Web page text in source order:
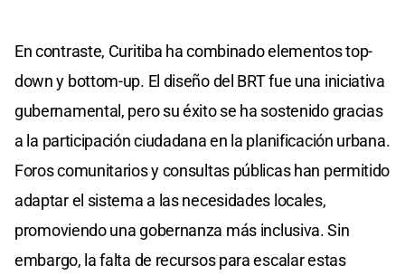
En contraste, Curitiba ha combinado elementos top-
down y bottom-up. El diseño del BRT fue una iniciativa
gubernamental, pero su éxito se ha sostenido gracias
a la participación ciudadana en la planificación urbana.
Foros comunitarios y consultas públicas han permitido
adaptar el sistema a las necesidades locales,
promoviendo una gobernanza más inclusiva. Sin
embargo, la falta de recursos para escalar estas